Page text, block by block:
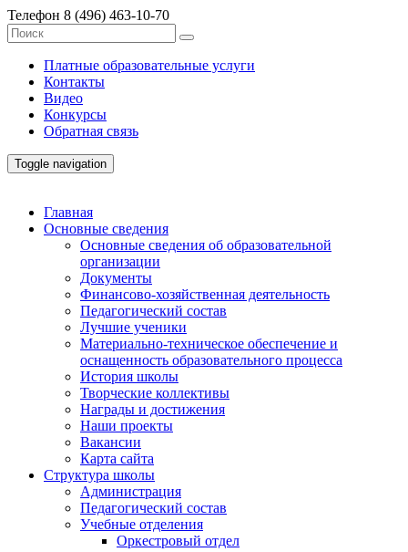
Телефон 8 (496) 463-10-70
Платные образовательные услуги
Контакты
Видео
Конкурсы
Обратная связь
Toggle navigation
Главная
Основные сведения
Основные сведения об образовательной
организации
Документы
Финансово-хозяйственная деятельность
Педагогический состав
Лучшие ученики
Материально-техническое обеспечение и
оснащенность образовательного процесса
История школы
Творческие коллективы
Награды и достижения
Наши проекты
Вакансии
Карта сайта
Структура школы
Администрация
Педагогический состав
Учебные отделения
Оркестровый отдел